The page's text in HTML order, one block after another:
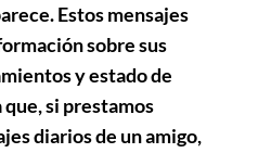
Estos mensajes
sobre sus
y estado de
si prestamos
diarios de un amigo,